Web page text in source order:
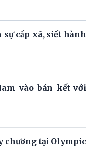
sự cấp xã, siết hành
vào bán kết với
chương tại Olympic